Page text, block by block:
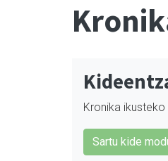
Kronika
Sartu kide